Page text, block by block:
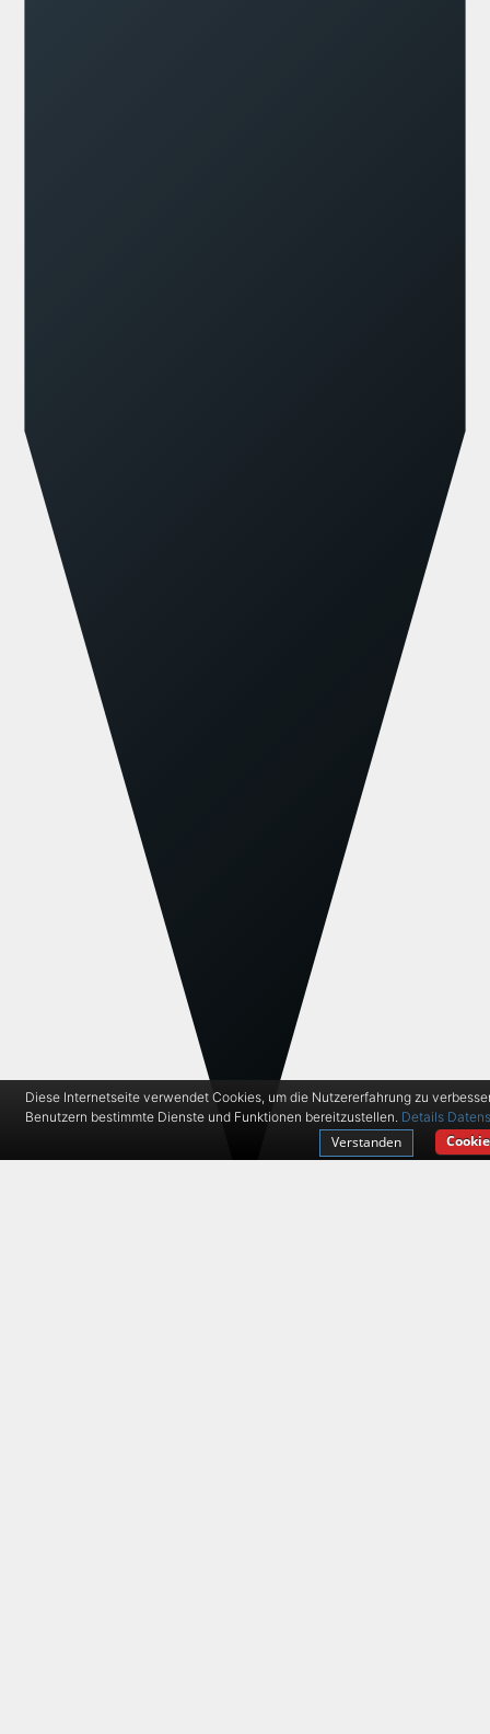
Diese Internetseite verwendet Cookies, um die Nutzererfahrung zu
Benutzern bestimmte Dienste und Funktionen bereitzustellen. Details
Verstanden